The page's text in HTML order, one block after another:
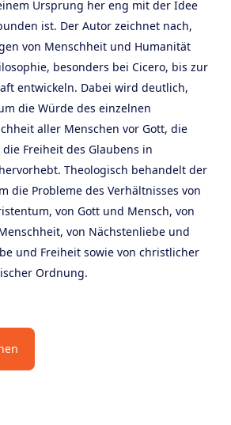
Ursprung her eng mit der Idee
ist. Der Autor zeichnet nach,
von Menschheit und Humanität
besonders bei Cicero, bis zur
entwickeln. Dabei wird deutlich,
die Würde des einzelnen
aller Menschen vor Gott, die
Freiheit des Glaubens in
Theologisch behandelt der
die Probleme des Verhältnisses von
von Gott und Mensch, von
von Nächstenliebe und
und Freiheit sowie von christlicher
Ordnung.